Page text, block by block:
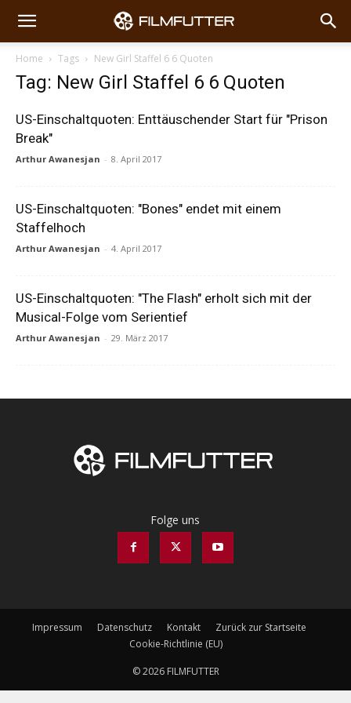
Home Tags New Girl Staffel 6 6 Quoten
Tag: New Girl Staffel 6 6 Quoten
US-Einschaltquoten: Enttäuschender Start für "Prison
Break"
Arthur Awanesjan - 8. April 2017
US-Einschaltquoten: "Bones" endet mit einem
Staffelhoch
Arthur Awanesjan - 4. April 2017
US-Einschaltquoten: "The Flash" erholt sich mit der
Musical-Folge vom Serientief
Arthur Awanesjan - 29. März 2017
Folge uns
Impressum Datenschutz Kontakt
Zurück zur Startseite
Cookie-Richtlinie (EU)
© 2026 FILMFUTTER